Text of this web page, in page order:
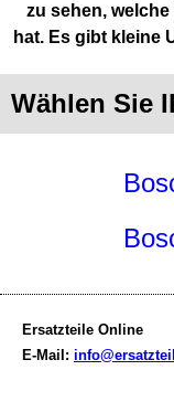
zu sehen,
hat. Es gibt kleine
Wählen Sie
Ersatzteile Online
E-Mail: